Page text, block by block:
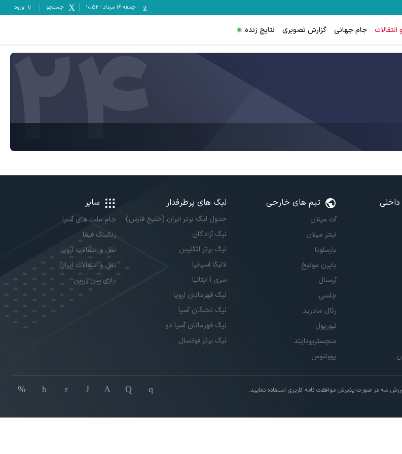
جمعه ۱۶ مرداد -
10:52 جستجو ورود
جام جهانی گزارش تصویری نتایج زنده 24
تیم های خارجی
آث میلان
اینتر میلان
بارسلونا
بایرن مونیخ
آرسنال
چلسی
رئال مادرید
لیورپول
منچستریونایتد
یوونتوس
لیگ های پرطرفدار
جدول لیگ برتر ایران (خلیج فارس)
لیگ آزادگان
لیگ برتر انگلیس
لالیگا اسپانیا
سری آ ایتالیا
لیگ قهرمانان اروپا
لیگ نخبگان آسیا
لیگ قهرمانان آسیا دو
لیگ برتر فوتسال
سایر
جام ملت های آسیا
رنکینگ فیفا
نقل و انتقالات اروپا
نقل و انتقالات ایران
پاری سن ژرمن
سه در صورت پذیرش موافقت نامه کاربری استفاده نمایید.